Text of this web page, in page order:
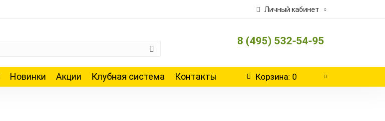
Личный кабинет
8 (495) 532-54-95
Новинки Акции Клубная система Контакты Корзина: 0